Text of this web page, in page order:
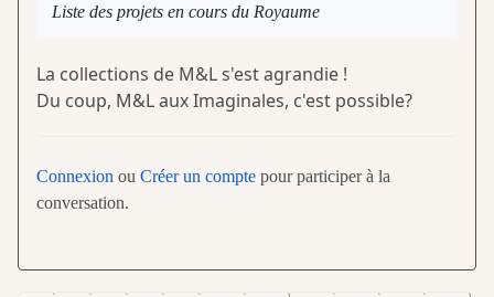
Liste des projets en cours du Royaume
La collections de M&L s'est agrandie !
Du coup, M&L aux Imaginales, c'est possible?
Connexion ou Créer un compte pour participer à la
conversation.